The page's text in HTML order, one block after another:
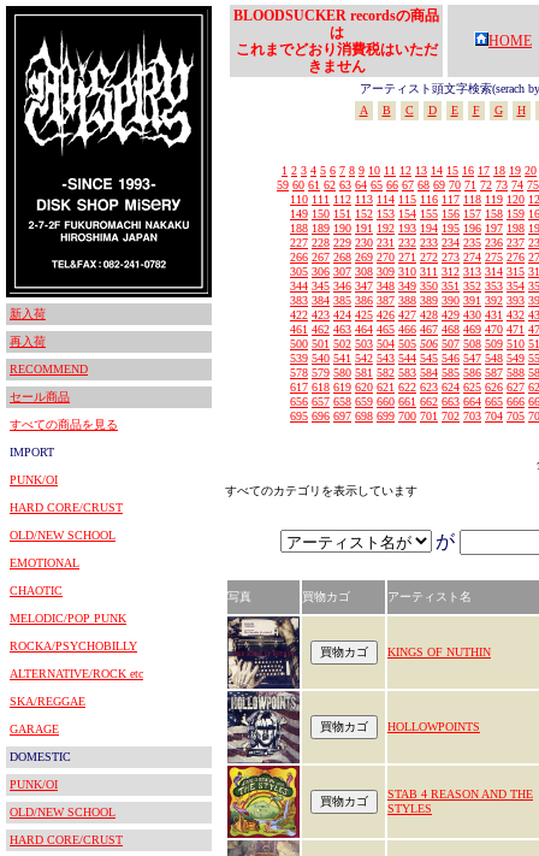
新入荷
再入荷
RECOMMEND
セール商品
すべての商品を見る
IMPORT
PUNK/OI
HARD CORE/CRUST
OLD/NEW SCHOOL
EMOTIONAL
CHAOTIC
MELODIC/POP PUNK
ROCKA/PSYCHOBILLY
ALTERNATIVE/ROCK etc
SKA/REGGAE
GARAGE
DOMESTIC
PUNK/OI
OLD/NEW SCHOOL
HARD CORE/CRUST
BLOODSUCKER recordsの商品
は
これまでどおり消費税はいただ
きません
HOME
アーティスト頭文字検索(serach
A
B C D E F G H
1 2 3 4 5 6 7 8 9 10 11 12 13 14 15 16 17 18 19 20
59 60 61 62 63 64 65 66 67 68 69 70 71 72 73 74 75
110 111 112 113 114 115 116 117 118 119 120
149 150 151 152 153 154 155 156 157 158 159
188 189 190 191 192 193 194 195 196 197 198
227 228 229 230 231 232 233 234 235 236 237
266 267 268 269 270 271 272 273 274 275 276
305 306 307 308 309 310 311 312 313 314 315
344 345 346 347 348 349 350 351 352 353 354
383 384 385 386 387 388 389 390 391 392 393
422 423 424 425 426 427 428 429 430 431 432
461 462 463 464 465 466 467 468 469 470 471
500 501 502 503 504 505 506 507 508 509 510
539 540 541 542 543 544 545 546 547 548 549
578 579 580 581 582 583 584 585 586 587 588
617 618 619 620 621 622 623 624 625 626 627
656 657 658 659 660 661 662 663 664 665 666
695 696 697 698 699 700 701 702 703 704 705
すべてのカテゴリを表示しています
が
写真 買物カゴ アーティスト名
KINGS OF NUTHIN
HOLLOWPOINTS
STAB 4 REASON AND THE
STYLES